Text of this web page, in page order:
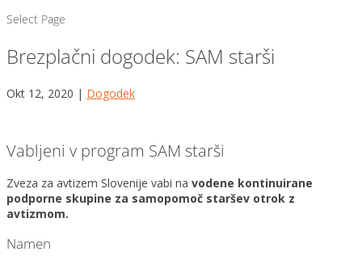
Select Page
Brezplačni dogodek: SAM starši
Okt 12, 2020 | Dogodek
Vabljeni v program SAM starši
Zveza za avtizem Slovenije vabi na vodene kontinuirane
podporne skupine za samopomoč staršev otrok z
avtizmom.
Namen